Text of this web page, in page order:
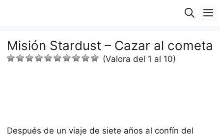
Misión Stardust – Cazar al cometa
(Valora del 1 al 10)
Después de un viaje de siete años al confín del